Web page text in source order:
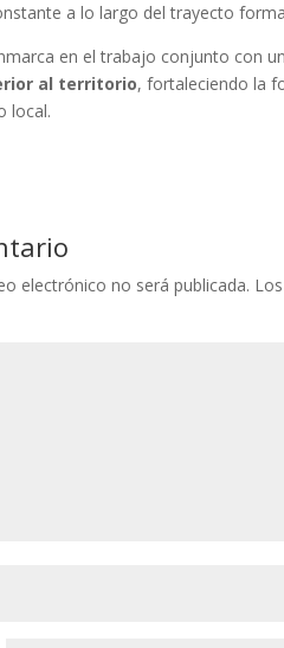
a lo largo del trayecto
en el trabajo conjunto con
al territorio, fortaleciendo la
local.
electrónico no será publicada.